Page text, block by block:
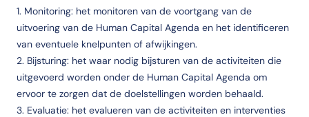
1. Monitoring: het monitoren van de voortgang van de
uitvoering van de Human Capital Agenda en het identificeren
van eventuele knelpunten of afwijkingen.
2. Bijsturing: het waar nodig bijsturen van de activiteiten die
uitgevoerd worden onder de Human Capital Agenda om
ervoor te zorgen dat de doelstellingen worden behaald.
3. Evaluatie: het evalueren van de activiteiten en interventies